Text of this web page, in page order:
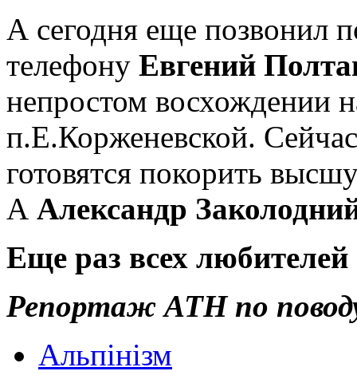
А сегодня еще позвонил
телефону Евгений
непростом восхождении
п.Е.Корженевской.
готовятся покорить
А Александр
Еще раз всех
Репортаж АТН по
Альпінізм